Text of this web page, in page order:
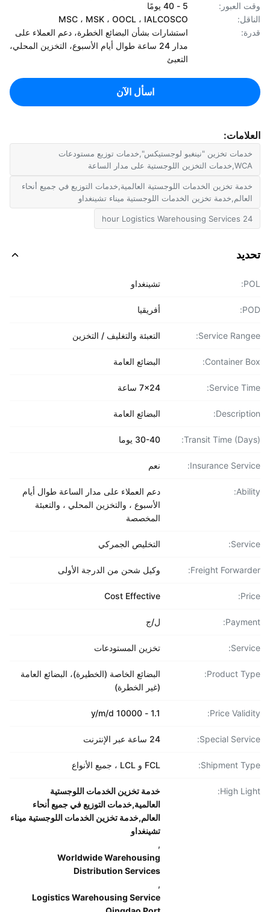
العبور:
MSC ، MSK ، OOCL ، IALCOSCO
استشارات بشأن البضائع الخطرة، دعم العملاء على
مدار 24 ساعة طوال أيام الأسبوع، التخزين المحلي،
التعبئ
اسأل الآن
تخزين "نينغبو لوجستيكس",خدمات توزيع مستودعات
تخزين الخدمات اللوجستية العالمية,خدمات التوزيع في جميع أنحاء
تخزين الخدمات اللوجستية ميناء تشينغداو
تشينغداو
أفريقيا
Service التعبئة والتغليف / التخزين
Container البضائع العامة
Service 7x24 ساعة
البضائع العامة
Transit Time 30-40 يوما
Insurance
دعم العملاء على مدار الساعة طوال أيام
الأسبوع ، والتخزين المحلي ، والتعبئة
المخصصة
التخليص الجمركي
Freight وكيل شحن من الدرجة الأولى
Cost Effective
تخزين المستودعات
Product
البضائع الخاصة (الخطيرة)، البضائع العامة
(غير الخطرة)
Price
Special
Shipment
High
خدمة تخزين الخدمات اللوجستية
العالمية,خدمات التوزيع في جميع أنحاء
العالم,خدمة تخزين الخدمات اللوجستية ميناء
تشينغداو
Worldwide Warehousing
Distribution Services
Logistics Warehousing Service